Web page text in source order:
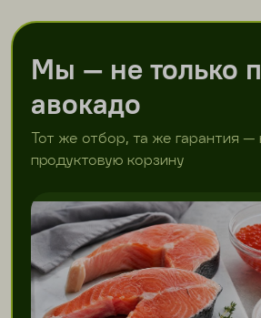
Мы — не только
авокадо
Тот же отбор, та же гарантия —
продуктовую корзину